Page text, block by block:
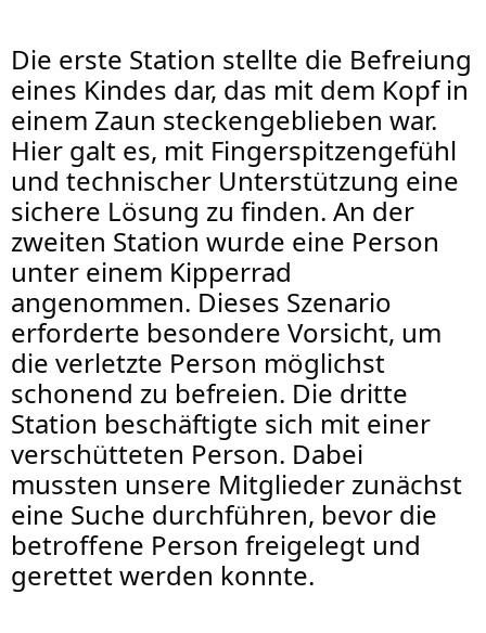
Die erste Station stellte die Befreiung
eines Kindes dar, das mit dem Kopf in
einem Zaun steckengeblieben war.
Hier galt es, mit Fingerspitzengefühl
und technischer Unterstützung eine
sichere Lösung zu finden. An der
zweiten Station wurde eine Person
unter einem Kipperrad
angenommen. Dieses Szenario
erforderte besondere Vorsicht, um
die verletzte Person möglichst
schonend zu befreien. Die dritte
Station beschäftigte sich mit einer
verschütteten Person. Dabei
mussten unsere Mitglieder zunächst
eine Suche durchführen, bevor die
betroffene Person freigelegt und
gerettet werden konnte.